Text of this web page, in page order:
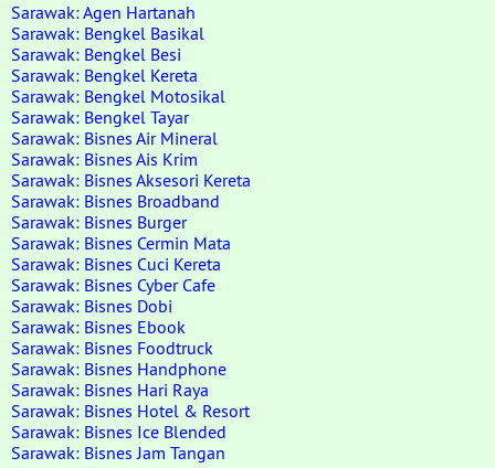
Sarawak: Agen Hartanah
Sarawak: Bengkel Basikal
Sarawak: Bengkel Besi
Sarawak: Bengkel Kereta
Sarawak: Bengkel Motosikal
Sarawak: Bengkel Tayar
Sarawak: Bisnes Air Mineral
Sarawak: Bisnes Ais Krim
Sarawak: Bisnes Aksesori Kereta
Sarawak: Bisnes Broadband
Sarawak: Bisnes Burger
Sarawak: Bisnes Cermin Mata
Sarawak: Bisnes Cuci Kereta
Sarawak: Bisnes Cyber Cafe
Sarawak: Bisnes Dobi
Sarawak: Bisnes Ebook
Sarawak: Bisnes Foodtruck
Sarawak: Bisnes Handphone
Sarawak: Bisnes Hari Raya
Sarawak: Bisnes Hotel & Resort
Sarawak: Bisnes Ice Blended
Sarawak: Bisnes Jam Tangan